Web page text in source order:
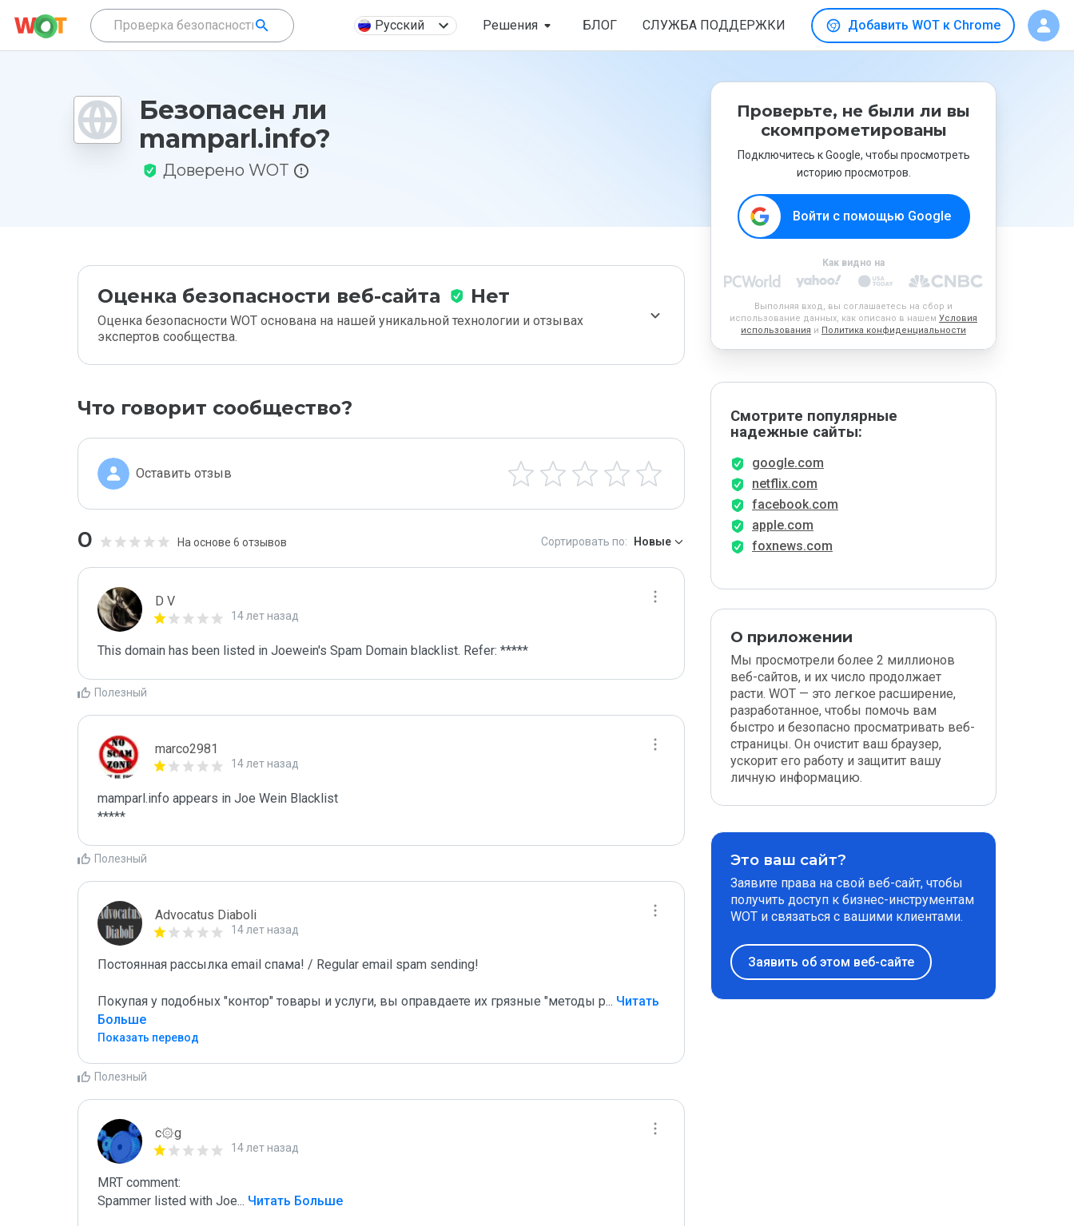
Русский Решения БЛОГ СЛУЖБА ПОДДЕРЖКИ Добавить WOT к Chrome
Безопасен ли
mamparl.info?
Доверено WOT
Оценка безопасности веб-сайта Нет
Оценка безопасности WOT основана на нашей уникальной технологии и отзывах
экспертов сообщества.
Что говорит сообщество?
Оставить отзыв
0 На основе 6 отзывов Сортировать по: Новые
D V
14 лет назад
This domain has been listed in Joewein's Spam Domain blacklist. Refer: *****
Полезный
marco2981
14 лет назад
mamparl.info appears in Joe Wein Blacklist
*****
Полезный
Advocatus Diaboli
14 лет назад
Постоянная рассылка email спама! / Regular email spam sending!
Покупая у подобных "контор" товары и услуги, вы оправдаете их грязные "методы р... Читать
Больше
Показать перевод
Полезный
c۞g
14 лет назад
MRT comment:
Spammer listed with Joe... Читать Больше
Проверьте, не были ли вы
скомпрометированы
Подключитесь к Google, чтобы просмотреть
историю просмотров.
Войти с помощью Google
Как видно на
Выполняя вход, вы соглашаетесь на сбор и
использование данных, как описано в нашем Условия
использования и Политика конфиденциальности
Смотрите популярные
надежные сайты:
google.com
netflix.com
facebook.com
apple.com
foxnews.com
О приложении
Мы просмотрели более 2 миллионов
веб-сайтов, и их число продолжает
расти. WOT — это легкое расширение,
разработанное, чтобы помочь вам
быстро и безопасно просматривать веб-
страницы. Он очистит ваш браузер,
ускорит его работу и защитит вашу
личную информацию.
Это ваш сайт?
Заявите права на свой веб-сайт, чтобы
получить доступ к бизнес-инструментам
WOT и связаться с вашими клиентами.
Заявить об этом веб-сайте